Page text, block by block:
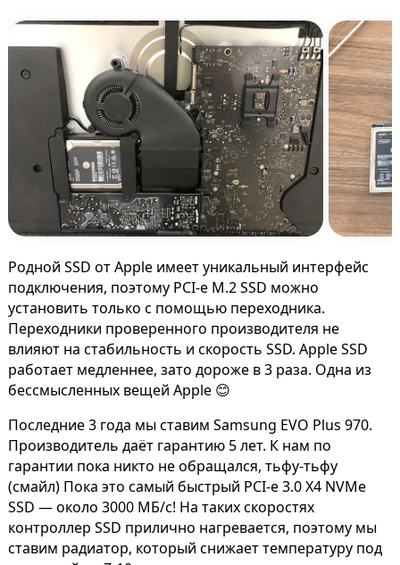
Родной SSD от Apple имеет уникальный интерфейс
подключения, поэтому PCI-e M.2 SSD можно
установить только с помощью переходника.
Переходники проверенного производителя не
влияют на стабильность и скорость SSD. Apple SSD
работает медленнее, зато дороже в 3 раза. Одна из
бессмысленных вещей Apple 😊
Последние 3 года мы ставим Samsung EVO Plus 970.
Производитель даёт гарантию 5 лет. К нам по
гарантии пока никто не обращался, тьфу-тьфу
(смайл) Пока это самый быстрый PCI-e 3.0 X4 NVMe
SSD — около 3000 МБ/с! На таких скоростях
контроллер SSD прилично нагревается, поэтому мы
ставим радиатор, который снижает температуру под